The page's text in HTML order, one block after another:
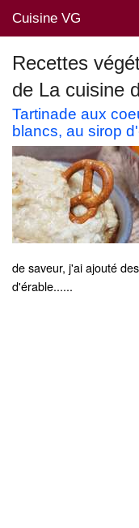
Cuisine VG
Recettes
de La cuisine
Tartinade aux
blancs, au sirop
de saveur, j'ai ajouté
d'érable......